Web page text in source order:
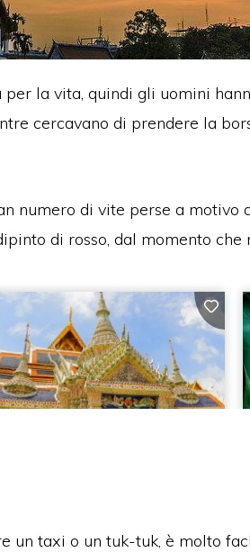
la vita, quindi gli uomini
cercavano di prendere la
numero di vite perse a motivo
di rosso, dal momento
un taxi o un tuk-tuk, è molto